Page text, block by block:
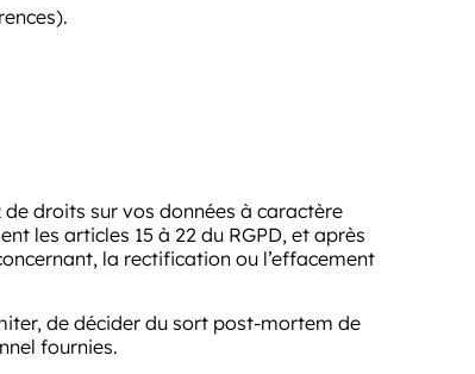
droits sur vos données à caractère
les articles 15 à 22 du RGPD, et après
la rectification ou l’effacement
de décider du sort post-mortem de
fournies.